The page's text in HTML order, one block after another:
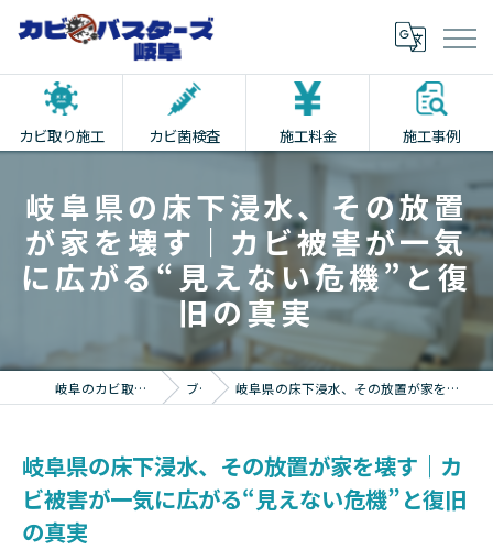
カビ取り施工 カビ菌検査 施工料金 施工事例
岐阜県の床下浸水、その放置
が家を壊す｜カビ被害が一気
に広がる“見えない危機”と復
旧の真実
岐阜のカビ取りならカビバスターズ岐阜 ブログ 岐阜県の床下浸水、その放置が家を壊す｜カビ被害が一気に広がる“見えない危機”と復旧の真実
岐阜県の床下浸水、その放置が家を壊す｜カ
ビ被害が一気に広がる“見えない危機”と復旧
の真実